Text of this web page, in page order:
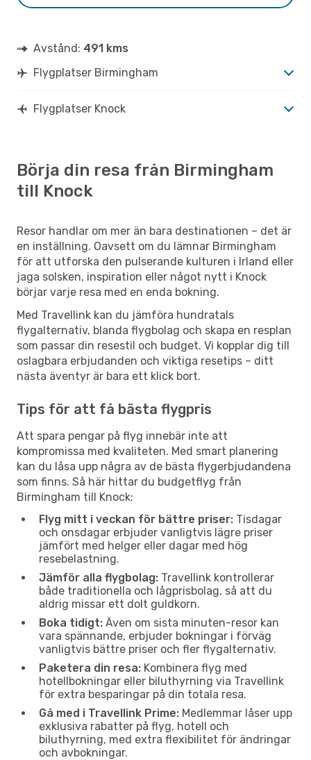
Avstånd: 491 kms
Flygplatser Birmingham
Flygplatser Knock
Börja din resa från Birmingham
till Knock
Resor handlar om mer än bara destinationen – det är
en inställning. Oavsett om du lämnar Birmingham
för att utforska den pulserande kulturen i Irland eller
jaga solsken, inspiration eller något nytt i Knock
börjar varje resa med en enda bokning.
Med Travellink kan du jämföra hundratals
flygalternativ, blanda flygbolag och skapa en resplan
som passar din resestil och budget. Vi kopplar dig till
oslagbara erbjudanden och viktiga resetips – ditt
nästa äventyr är bara ett klick bort.
Tips för att få bästa flygpris
Att spara pengar på flyg innebär inte att
kompromissa med kvaliteten. Med smart planering
kan du låsa upp några av de bästa flygerbjudandena
som finns. Så här hittar du budgetflyg från
Birmingham till Knock:
Flyg mitt i veckan för bättre priser: Tisdagar
och onsdagar erbjuder vanligtvis lägre priser
jämfört med helger eller dagar med hög
resebelastning.
Jämför alla flygbolag: Travellink kontrollerar
både traditionella och lågprisbolag, så att du
aldrig missar ett dolt guldkorn.
Boka tidigt: Även om sista minuten-resor kan
vara spännande, erbjuder bokningar i förväg
vanligtvis bättre priser och fler flygalternativ.
Paketera din resa: Kombinera flyg med
hotellbokningar eller biluthyrning via Travellink
för extra besparingar på din totala resa.
Gå med i Travellink Prime: Medlemmar låser upp
exklusiva rabatter på flyg, hotell och
biluthyrning, med extra flexibilitet för ändringar
och avbokningar.